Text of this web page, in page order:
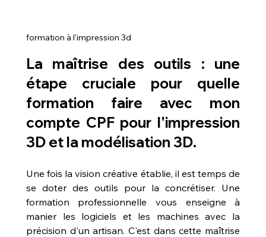
formation à l'impression 3d
La maîtrise des outils : une
étape cruciale pour quelle
formation faire avec mon
compte CPF pour l'impression
3D et la modélisation 3D.
Une fois la vision créative établie, il est temps de
se doter des outils pour la concrétiser. Une
formation professionnelle vous enseigne à
manier les logiciels et les machines avec la
précision d'un artisan. C'est dans cette maîtrise